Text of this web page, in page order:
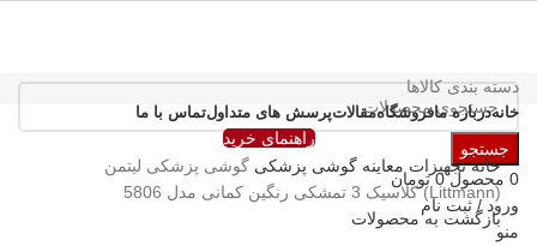
جستجو
0 محصول 0 تومان
ورود / ثبت نام
منو
دسته بندی کالاها
خانهدرباره مافروشگاهمقالاتپرسش های متداولتماس با ما
راهنمای خرید
خانهتجهیزات معاینه گوشی پزشکی گوشی پزشکی لیتمن
(Littmann) کلاسیک 3 تمشکی رنگین کمانی مدل 5806
بازگشت به محصولات